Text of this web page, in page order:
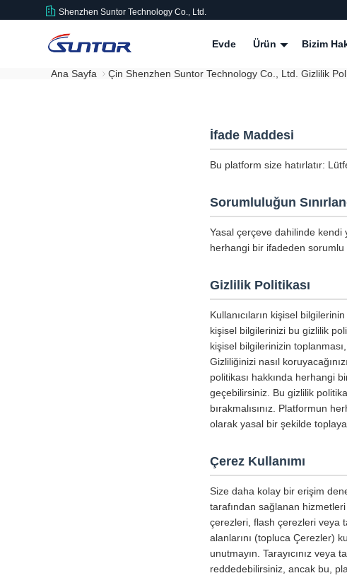
Shenzhen Suntor Technology Co., Ltd.
Evde Ürün Bizim
Ana Sayfa Çin Shenzhen Suntor Technology Co., Ltd. Gizlilik
İfade Maddesi
Bu platform size hatırlatır:
Sorumluluğun
Yasal çerçeve dahilinde kendi
herhangi bir ifadeden sorumlu
Gizlilik Politikası
Kullanıcıların kişisel
kişisel bilgilerinizi bu gizlilik
kişisel bilgilerinizin toplanması,
Gizliliğinizi nasıl
politikası hakkında herhangi
geçebilirsiniz. Bu gizlilik
bırakmalısınız. Platformun
olarak yasal bir şekilde
Çerez Kullanımı
Size daha kolay bir erişim
tarafından sağlanan
çerezleri, flash çerezleri veya
alanlarını (topluca Çerezler)
unutmayın. Tarayıcınız
reddedebilirsiniz, ancak bu,